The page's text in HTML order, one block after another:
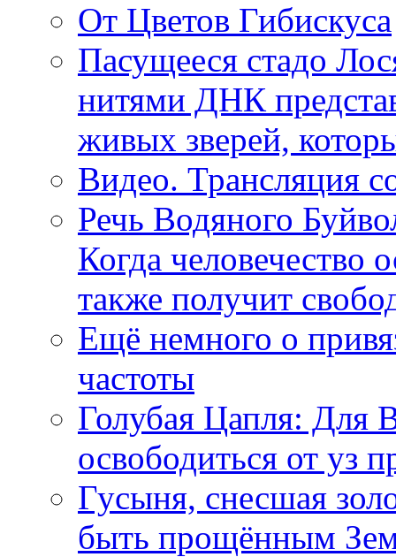
От Цветов Гибискуса
Пасущееся стадо
нитями ДНК
живых зверей,
Видео. Трансляция
Речь Водяного
Когда человечество
также получит
Ещё немного о
частоты
Голубая Цапля: Для
освободиться от уз
Гусыня, снесшая
быть прощённым